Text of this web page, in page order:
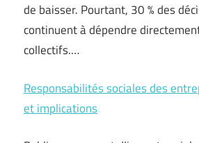
de baisser. Pourtant, 30 % des
continuent à dépendre
collectifs.…
Responsabilités sociales des
et implications